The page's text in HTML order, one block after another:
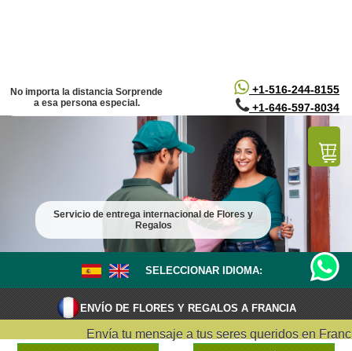
+1-516-244-8155
+1-646-597-8034
No importa la distancia Sorprende
a esa persona especial.
Servicio de entrega internacional de Flores y
Regalos
SELECCIONAR IDIOMA:
ENVÍO DE FLORES Y REGALOS A FRANCIA
Envía tu mensaje a tus seres queridos en